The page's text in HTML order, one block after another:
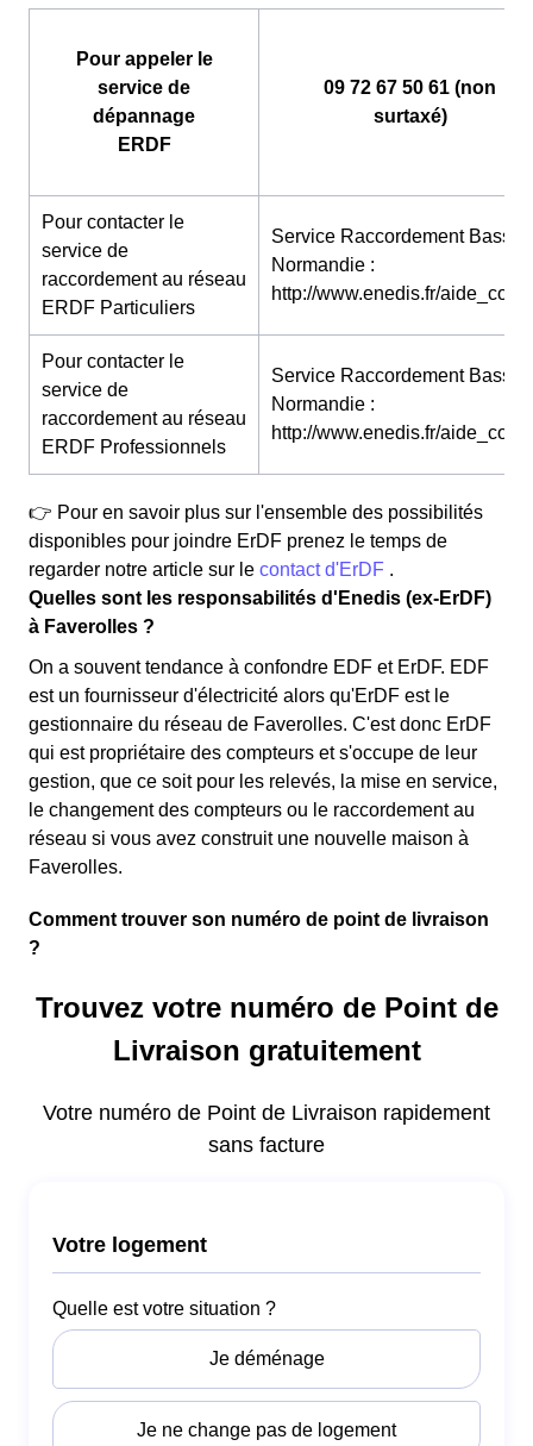
Pour appeler le
service de
dépannage
ERDF
09 72 67 50 61 (non
surtaxé)
Pour contacter le
service de
raccordement au réseau
ERDF Particuliers
Service Raccordement Basse-
Normandie :
http://www.enedis.fr/
Pour contacter le
service de
raccordement au réseau
ERDF Professionnels
Service Raccordement Basse-
Normandie :
http://www.enedis.fr/
👉 Pour en savoir plus sur l'ensemble des possibilités
disponibles pour joindre ErDF prenez le temps de
regarder notre article sur le contact d'ErDF .
Quelles sont les responsabilités d'Enedis (ex-ErDF)
à Faverolles ?
On a souvent tendance à confondre EDF et ErDF. EDF
est un fournisseur d'électricité alors qu'ErDF est le
gestionnaire du réseau de Faverolles. C'est donc ErDF
qui est propriétaire des compteurs et s'occupe de leur
gestion, que ce soit pour les relevés, la mise en service,
le changement des compteurs ou le raccordement au
réseau si vous avez construit une nouvelle maison à
Faverolles.
Comment trouver son numéro de point de livraison
?